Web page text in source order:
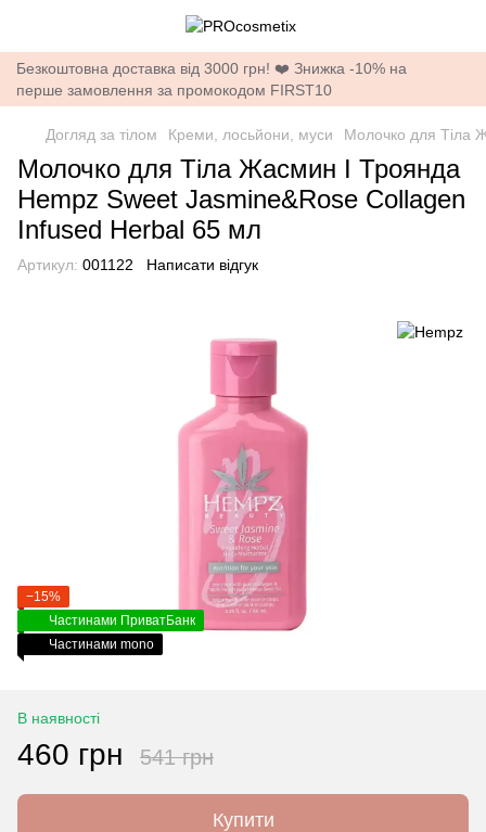
Безкоштовна доставка від 3000 грн! ❤️ Знижка -10% на
перше замовлення за промокодом FIRST10
Догляд за тілом Креми, лосьйони, муси Молочко для Тіла
Молочко для Тіла Жасмин І Троянда
Hempz Sweet Jasmine&Rose Collagen
Infused Herbal 65 мл
Артикул: 001122 Написати відгук
−15%
Частинами ПриватБанк
Частинами mono
В наявності
460 грн 541 грн
Купити